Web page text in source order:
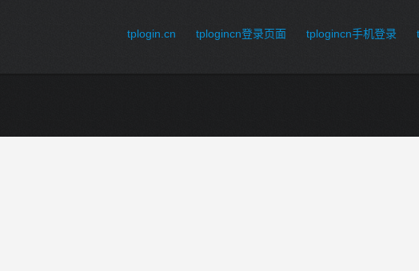
tplogin.cn tplogincn登录页面 tplogincn手机登录